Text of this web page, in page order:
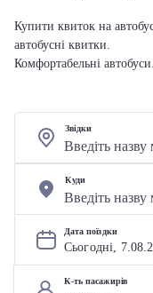
Купити квиток на
автобусні квитки.
Комфортабельні
Звідки
Куди
Дата поїздки
Сьогодні, 7.08.
К-ть пасажирів